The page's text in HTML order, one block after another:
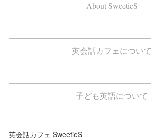
About SweetieS
英会話カフェについて
子ども英語について
英会話カフェ SweetieS